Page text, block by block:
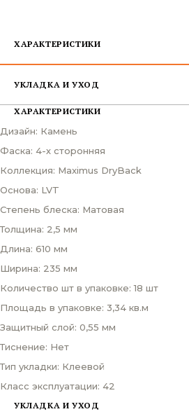
ХАРАКТЕРИСТИКИ
УКЛАДКА И УХОД
ХАРАКТЕРИСТИКИ
Дизайн: Камень
Фаска: 4-х сторонняя
Коллекция: Maximus DryBack
Основа: LVT
Степень блеска: Матовая
Толщина: 2,5 мм
Длина: 610 мм
Ширина: 235 мм
Количество шт в упаковке: 18 шт
Площадь в упаковке: 3,34 кв.м
Защитный слой: 0,55 мм
Тиснение: Нет
Тип укладки: Клеевой
Класс эксплуатации: 42
УКЛАДКА И УХОД